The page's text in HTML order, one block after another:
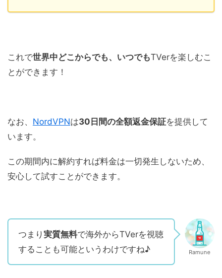
これで世界中どこからでも、いつでもTVerを楽しむこ
とができます！
なお、 NordVPNは30日間の全額返金保証を提供して
います。
この期間内に解約すれば料金は一切発生しないため、
安心して試すことができます。
つまり 実質無料で海外からTVerを視聴
することも可能というわけですね♪
Ramune